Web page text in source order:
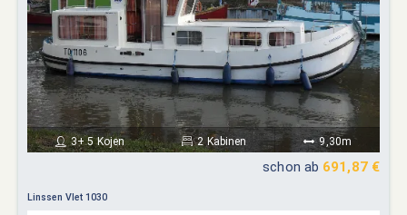
3+ 5 Kojen 2 Kabinen 9,30m
schon ab 691,87 €
Linssen Vlet 1030